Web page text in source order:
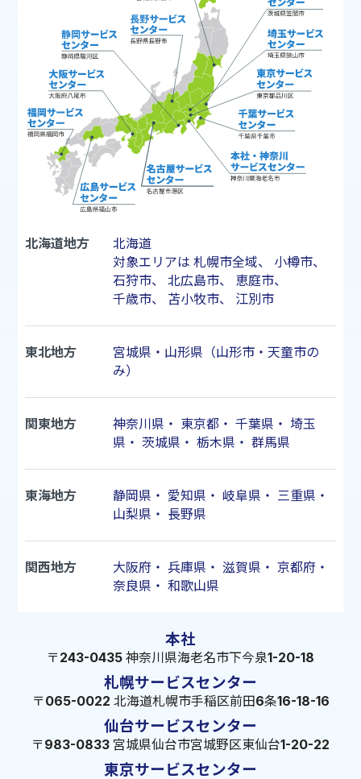
北海道地方
北海道
対象エリアは 札幌市全域、 小樽市、
石狩市、 北広島市、 恵庭市、
千歳市、 苫小牧市、 江別市
東北地方
宮城県・山形県（山形市・天童市の
み）
関東地方 神奈川県 ・ 東京都・ 千葉県 ・ 埼玉
県 ・ 茨城県 ・ 栃木県 ・ 群馬県
東海地方 静岡県 ・ 愛知県 ・ 岐阜県 ・ 三重県 ・
山梨県 ・ 長野県
関西地方 大阪府 ・ 兵庫県 ・ 滋賀県 ・ 京都府 ・
奈良県 ・ 和歌山県
本社
〒243-0435 神奈川県海老名市下今泉1-20-18
札幌サービスセンター
〒065-0022 北海道札幌市手稲区前田6条16-18-16
仙台サービスセンター
〒983-0833 宮城県仙台市宮城野区東仙台1-20-22
東京サービスセンター